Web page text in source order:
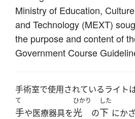
Ministry of Education,
and Technology (MEXT)
the purpose and content of
Government Course
手術室で使用されているライト
て
手や医療器具を
ひかり
光 の
した
下 にか